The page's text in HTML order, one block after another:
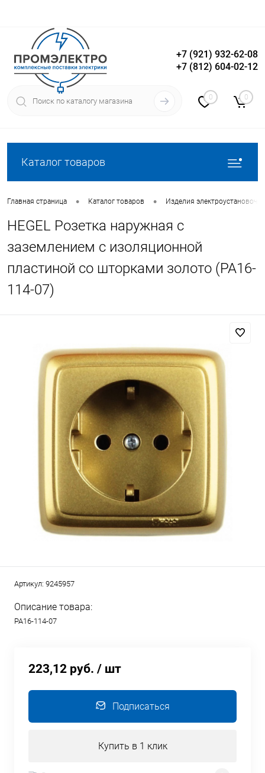
Вход Регистрация
+7 (921) 932-62-08
+7 (812) 604-02-12
0 0
Каталог товаров
Главная страница • Каталог товаров • Изделия
HEGEL Розетка наружная с
заземлением с изоляционной
пластиной со шторками золото (РА16-
114-07)
Артикул: 9245957
Описание товара:
РА16-114-07
223,12 руб. / шт
Подписаться
Купить в 1 клик